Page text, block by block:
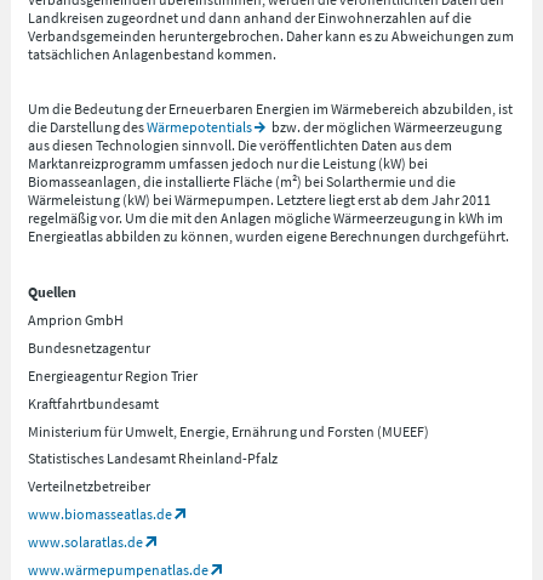
Landkreisen zugeordnet und dann anhand der Einwohnerzahlen auf die
Verbandsgemeinden heruntergebrochen. Daher kann es zu Abweichungen zum
tatsächlichen Anlagenbestand kommen.
Um die Bedeutung der Erneuerbaren Energien im Wärmebereich abzubilden, ist
die Darstellung desWärmepotentials
bzw. der möglichen Wärmeerzeugung
aus diesen Technologien sinnvoll. Die veröffentlichten Daten aus dem
Marktanreizprogramm umfassen jedoch nur die Leistung (kW) bei
Biomasseanlagen, die installierte Fläche (m²) bei Solarthermie und die
Wärmeleistung (kW) bei Wärmepumpen. Letztere liegt erst ab dem Jahr 2011
regelmäßig vor. Um die mit den Anlagen mögliche Wärmeerzeugung in kWh im
Energieatlas abbilden zu können, wurden eigene Berechnungen durchgeführt.
Quellen
Amprion GmbH
Bundesnetzagentur
Energieagentur Region Trier
Kraftfahrtbundesamt
Ministerium für Umwelt, Energie, Ernährung und Forsten (MUEEF)
Statistisches Landesamt Rheinland-Pfalz
Verteilnetzbetreiber
www.biomasseatlas.de
www.solaratlas.de
www.wärmepumpenatlas.de